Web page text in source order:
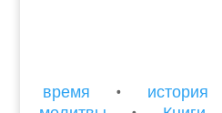
время • история